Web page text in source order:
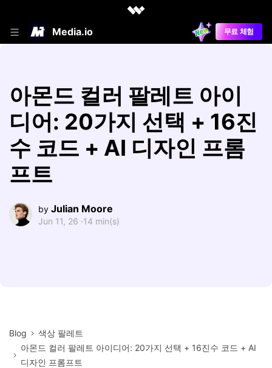
Media.io 무료 체험
아몬드 컬러 팔레트 아이
디어: 20가지 선택 + 16진
수 코드 + AI 디자인 프롬
프트
by Julian Moore
Jun 11, 26 ·14 min(s)
Blog
색상 팔레트
아몬드 컬러 팔레트 아이디어: 20가지 선택 + 16진수 코드 + AI
디자인 프롬프트